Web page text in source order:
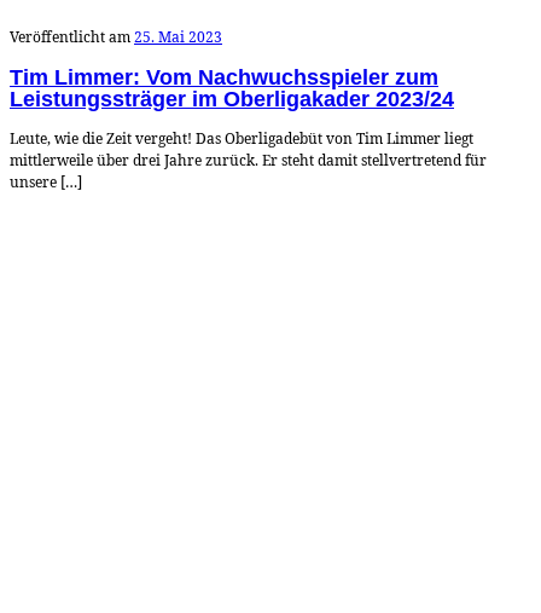
Veröffentlicht am25. Mai 2023
Tim Limmer: Vom Nachwuchsspieler zum
Leistungssträger im Oberligakader 2023/24
Leute, wie die Zeit vergeht! Das Oberligadebüt von Tim Limmer liegt
mittlerweile über drei Jahre zurück. Er steht damit stellvertretend für
unsere […]